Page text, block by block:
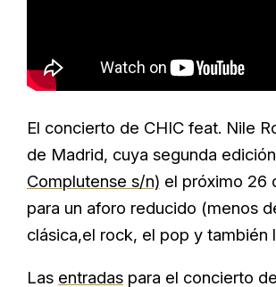
El concierto de CHIC feat. Nile
de Madrid, cuya segunda
Complutense s/n) el próximo 26
para un aforo reducido (menos
clásica,el rock, el pop y también
Las entradas para el concierto